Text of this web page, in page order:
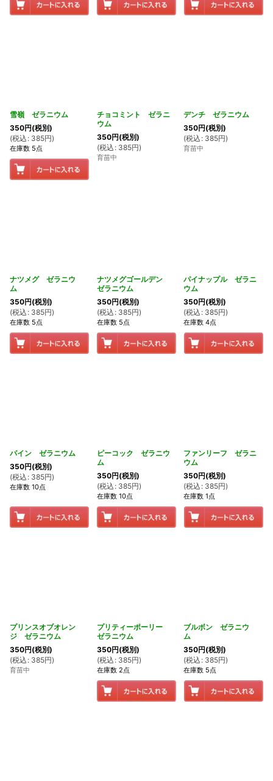
雪嶺 ゼラニウム
350円(税別)
(税込 : 385円)
在庫数 5点
チョコミント ゼラニ
ウム
350円(税別)
(税込 : 385円)
育苗中
デンチ ゼラニウム
350円(税別)
(税込 : 385円)
育苗中
ナツメグ ゼラニウ
ム
350円(税別)
(税込 : 385円)
在庫数 5点
ナツメグゴールデン
ゼラニウム
350円(税別)
(税込 : 385円)
在庫数 5点
パイナップル ゼラニ
ウム
350円(税別)
(税込 : 385円)
在庫数 4点
パイン ゼラニウム
350円(税別)
(税込 : 385円)
在庫数 10点
ピーコック ゼラニウ
ム
350円(税別)
(税込 : 385円)
在庫数 10点
ファンリーフ ゼラニ
ウム
350円(税別)
(税込 : 385円)
在庫数 1点
プリンスオブオレン
ジ ゼラニウム
350円(税別)
(税込 : 385円)
育苗中
プリティーポーリー
ゼラニウム
350円(税別)
(税込 : 385円)
在庫数 2点
ブルボン ゼラニウ
ム
350円(税別)
(税込 : 385円)
在庫数 5点